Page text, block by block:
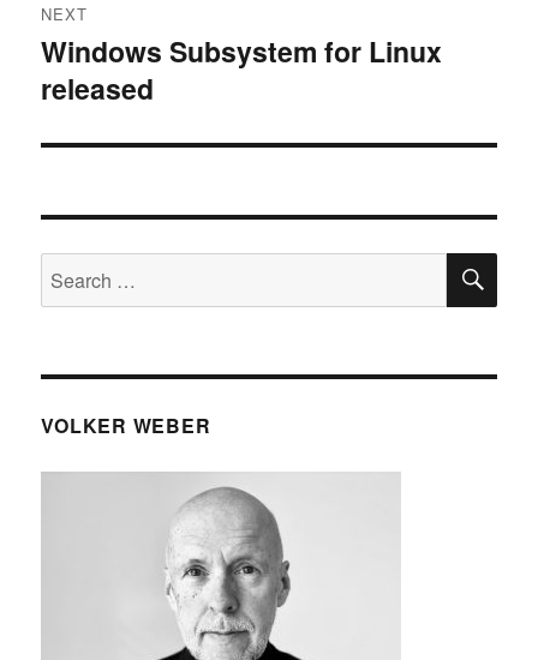
NEXT
Next
post:
Windows Subsystem for Linux
released
Search
for:
VOLKER WEBER